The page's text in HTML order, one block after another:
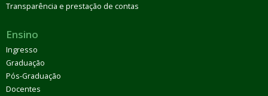
Transparência e prestação de contas
Ensino
Ingresso
Graduação
Pós-Graduação
Docentes